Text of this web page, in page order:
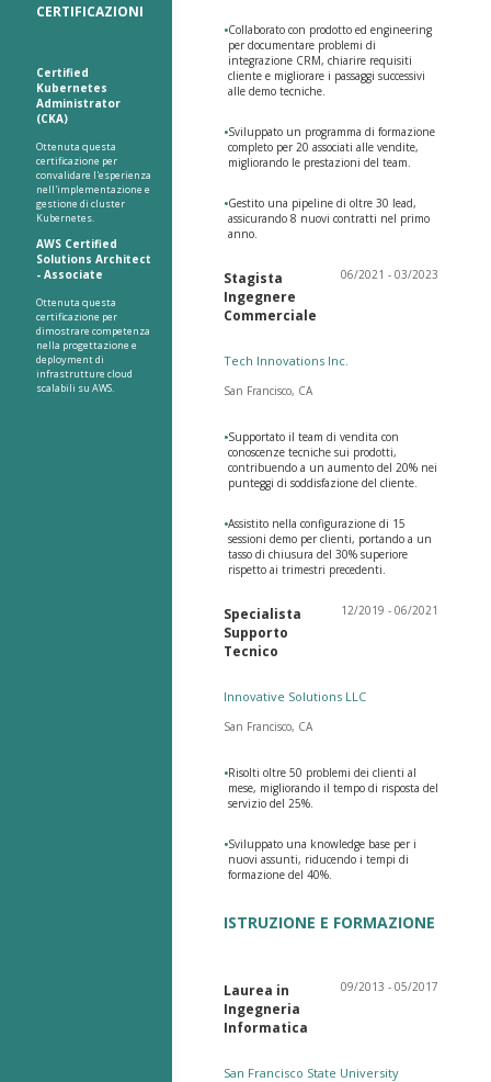
CERTIFICAZIONI
Certified
Kubernetes
Administrator
(CKA)
Ottenuta questa
certificazione per
convalidare l'esperienza
nell'implementazione e
gestione di cluster
Kubernetes.
AWS Certified
Solutions Architect
- Associate
Ottenuta questa
certificazione per
dimostrare competenza
nella progettazione e
deployment di
infrastrutture cloud
scalabili su AWS.
•Collaborato con prodotto ed engineering
per documentare problemi di
integrazione CRM, chiarire requisiti
cliente e migliorare i passaggi successivi
alle demo tecniche.
•Sviluppato un programma di formazione
completo per 20 associati alle vendite,
migliorando le prestazioni del team.
•Gestito una pipeline di oltre 30 lead,
assicurando 8 nuovi contratti nel primo
anno.
Stagista
Ingegnere
Commerciale
06/2021 - 03/2023
Tech Innovations Inc.
San Francisco, CA
•Supportato il team di vendita con
conoscenze tecniche sui prodotti,
contribuendo a un aumento del 20% nei
punteggi di soddisfazione del cliente.
•Assistito nella configurazione di 15
sessioni demo per clienti, portando a un
tasso di chiusura del 30% superiore
rispetto ai trimestri precedenti.
Specialista
Supporto
Tecnico
12/2019 - 06/2021
Innovative Solutions LLC
San Francisco, CA
•Risolti oltre 50 problemi dei clienti al
mese, migliorando il tempo di risposta del
servizio del 25%.
•Sviluppato una knowledge base per i
nuovi assunti, riducendo i tempi di
formazione del 40%.
ISTRUZIONE E FORMAZIONE
Laurea in
Ingegneria
Informatica
09/2013 - 05/2017
San Francisco State University